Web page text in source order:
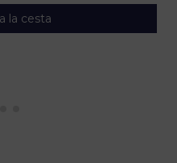
la cesta